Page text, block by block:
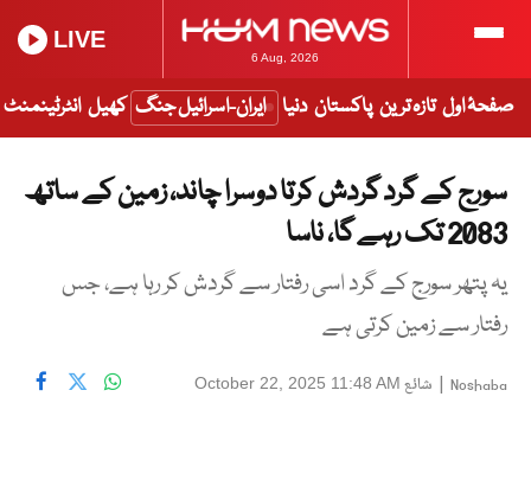
6 Aug, 2026
LIVE
صفحۂ اول تازہ ترین پاکستان دنیا ایران-اسرائیل جنگ کھیل انٹرٹینمنٹ
سورج کے گرد گردش کرتا دوسرا چاند، زمین کے ساتھ
2083 تک رہے گا، ناسا
یہ پتھر سورج کے گرد اسی رفتار سے گردش کر رہا ہے، جس
رفتار سے زمین کرتی ہے
Noshaba
| شائع October 22, 2025 11:48 AM